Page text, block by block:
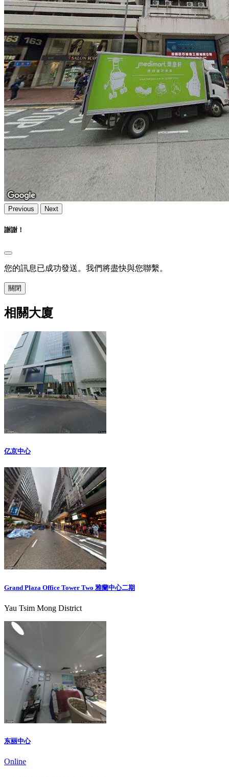
Previous Next
謝謝！
您的訊息已成功發送。我們將盡快與您聯繫。
關閉
相關大廈
亿京中心
Grand Plaza Office Tower Two 雅蘭中心二期
Yau Tsim Mong District
东丽中心
Online